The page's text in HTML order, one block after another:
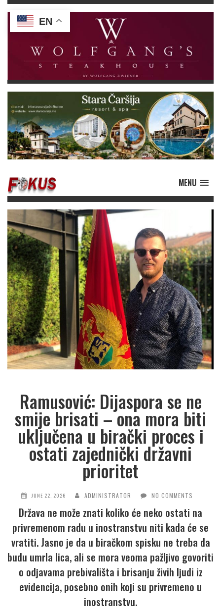
MENU
Ramusović: Dijaspora se ne
smije brisati – ona mora biti
uključena u birački proces i
ostati zajednički državni
prioritet
JUNE 22, 2026 ADMINISTRATOR NO COMMENTS
Država ne može znati koliko će neko ostati na
privremenom radu u inostranstvu niti kada će se
vratiti. Jasno je da u biračkom spisku ne treba da
budu umrla lica, ali se mora veoma pažljivo govoriti
o odjavama prebivališta i brisanju živih ljudi iz
evidencija, posebno onih koji su privremeno u
inostranstvu.
EN